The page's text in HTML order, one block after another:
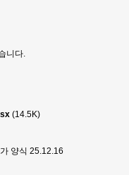
니다.
(14.5K)
양식 25.12.16